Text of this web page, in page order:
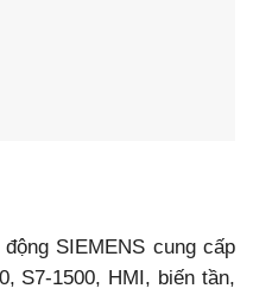
SIEMENS cung cấp
S7-1500, HMI, biến tần,